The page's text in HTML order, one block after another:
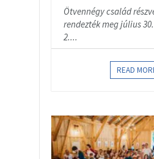
Ötvennégy család
rendezték meg július
2....
READ